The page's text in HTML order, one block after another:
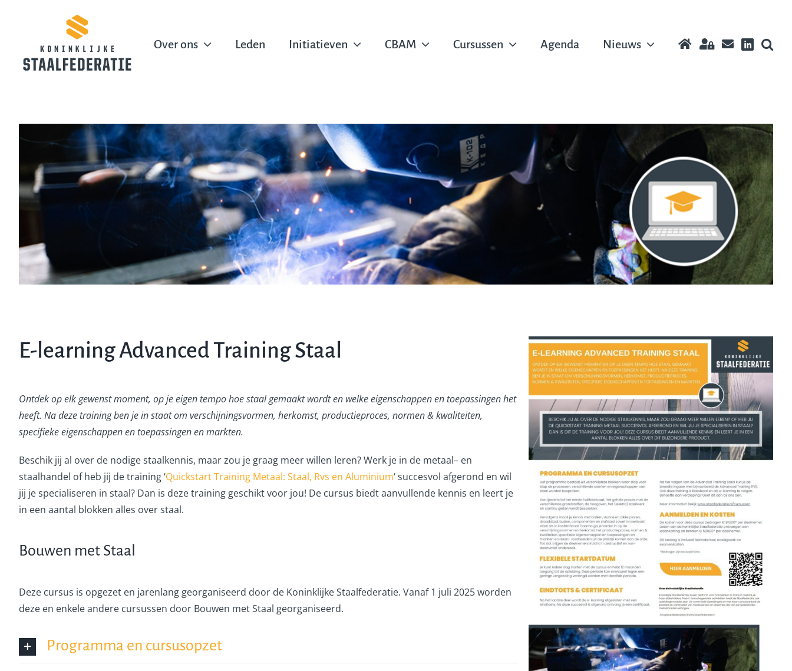
Over ons Leden Initiatieven CBAM Cursussen Agenda Nieuws
E-learning Advanced Training Staal
Ontdek op elk gewenst moment, op je eigen tempo hoe staal gemaakt wordt en welke eigenschappen en toepassingen het
heeft. Na deze training ben je in staat om verschijningsvormen, herkomst, productieproces, normen & kwaliteiten,
specifieke eigenschappen en toepassingen en markten.
Beschik jij al over de nodige staalkennis, maar zou je graag meer willen leren? Werk je in de metaal– en
staalhandel of heb jij de training ‘Quickstart Training Metaal: Staal, Rvs en Aluminium‘ succesvol afgerond en wil
jij je specialiseren in staal? Dan is deze training geschikt voor jou! De cursus biedt aanvullende kennis en leert je
in een aantal blokken alles over staal.
Bouwen met Staal
Deze cursus is opgezet en jarenlang georganiseerd door de Koninklijke Staalfederatie. Vanaf 1 juli 2025 worden
deze en enkele andere cursussen door Bouwen met Staal georganiseerd.
Programma en cursusopzet